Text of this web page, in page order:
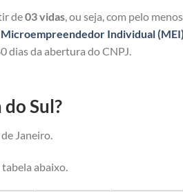
de03 vidas , ou seja, com pelo
Microempreendedor Individual (MEI)
dias da abertura do CNPJ.
Sul?
Janeiro.
abaixo.